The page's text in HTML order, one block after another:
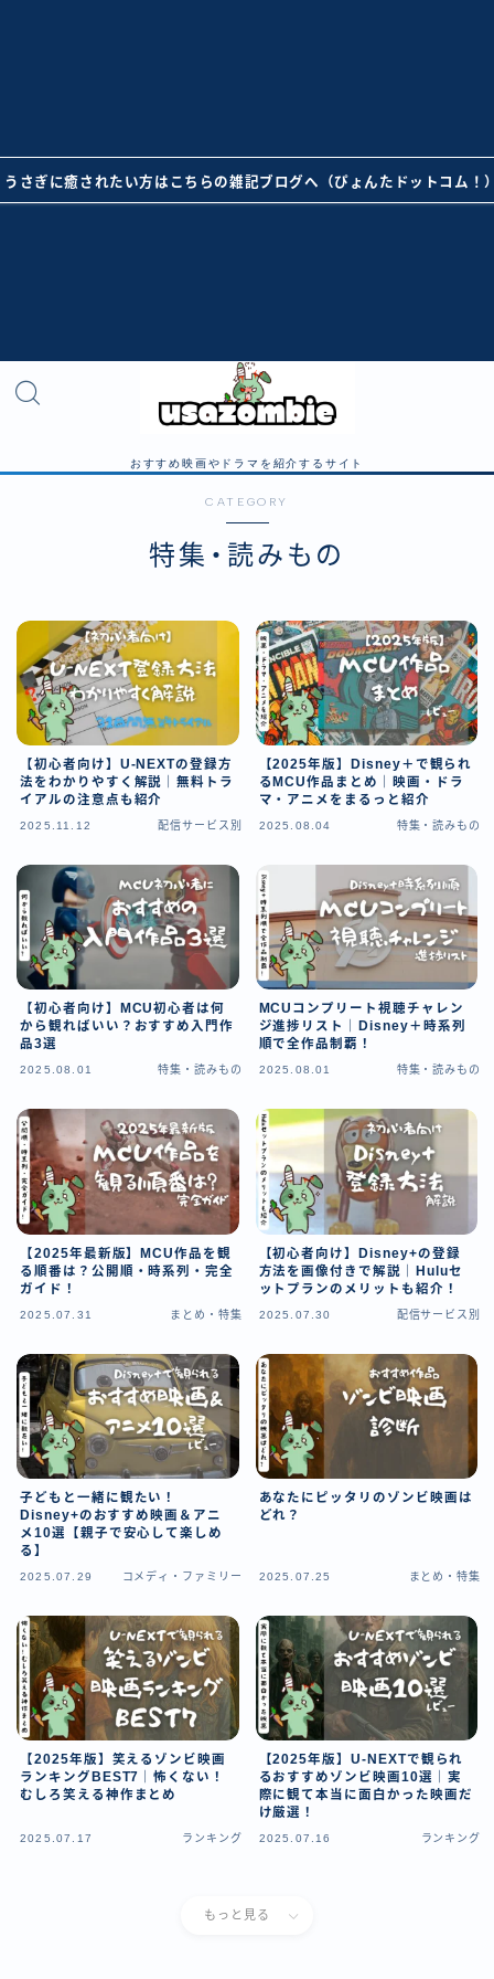
うさぎに癒されたい方はこちらの雑記ブログへ（ぴょんたドットコム！
おすすめ映画やドラマを紹介するサイト
CATEGORY
特集・読みもの
【初心者向け】U-NEXTの登録方
法をわかりやすく解説｜無料トラ
イアルの注意点も紹介
2025.11.12 配信サービス別
【2025年版】Disney＋で観られ
るMCU作品まとめ｜映画・ドラ
マ・アニメをまるっと紹介
2025.08.04 特集・読みもの
【初心者向け】MCU初心者は何
から観ればいい？おすすめ入門作
品3選
2025.08.01 特集・読みもの
MCUコンプリート視聴チャレン
ジ進捗リスト｜Disney＋時系列
順で全作品制覇！
2025.08.01 特集・読みもの
【2025年最新版】MCU作品を観
る順番は？公開順・時系列・完全
ガイド！
2025.07.31 まとめ・特集
【初心者向け】Disney+の登録
方法を画像付きで解説｜Huluセ
ットプランのメリットも紹介！
2025.07.30 配信サービス別
子どもと一緒に観たい！
Disney+のおすすめ映画＆アニ
メ10選【親子で安心して楽しめ
る】
2025.07.29 コメディ・ファミリー
あなたにピッタリのゾンビ映画は
どれ？
2025.07.25 まとめ・特集
【2025年版】笑えるゾンビ映画
ランキングBEST7｜怖くない！
むしろ笑える神作まとめ
2025.07.17 ランキング
【2025年版】U‑NEXTで観られ
るおすすめゾンビ映画10選｜実
際に観て本当に面白かった映画だ
け厳選！
2025.07.16 ランキング
もっと見る